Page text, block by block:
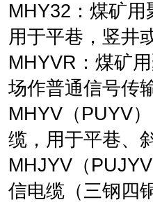
MHY32：煤矿
用于平巷，竖井
MHYVR：煤矿
场作普通信号传
MHYV（PUYV
缆，用于平巷、
MHJYV（
信电缆（三钢四